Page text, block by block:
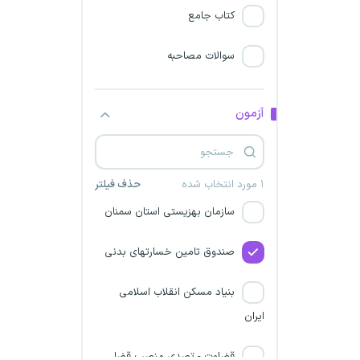
کتاب جامع
سوالات مصاحبه
آزمون
۱ مورد انتخاب شده حذف فیلتر
بانک ملت
وزارت بهداشت
بانک تجارت
بانک شهر
سازمان بهزیستی استان سمنان
صندوق تامین خسارتهای بدنی
بنیاد مسکن انقلاب اسلامی
ایران
قضاوت - تصدی منصب قضا